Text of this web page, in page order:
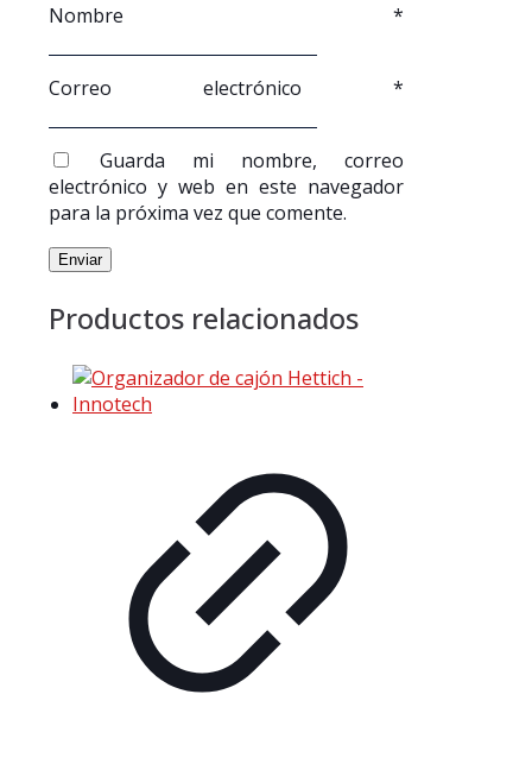
Nombre *
Correo electrónico *
Guarda mi nombre, correo
electrónico y web en este navegador
para la próxima vez que comente.
Productos relacionados